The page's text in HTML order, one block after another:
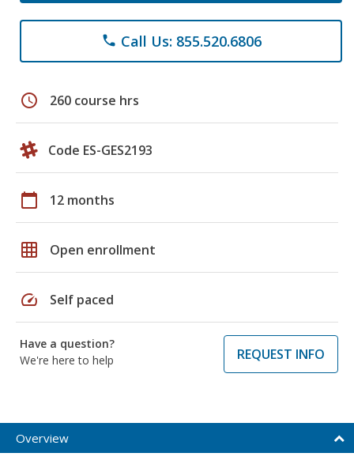
phone Call Us: 855.520.6806
schedule 260 course hrs
Code ES-GES2193
calendar_today 12 months
grid_on Open enrollment
speed Self paced
Have a question?
We're here to help
REQUEST INFO
Overview